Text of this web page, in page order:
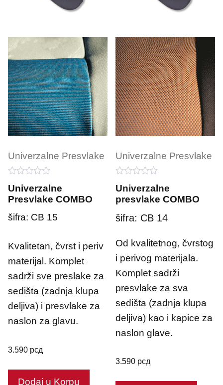
Univerzalne Presvlake
o
u
o
f
Univerzalne
Presvlake COMBO
šifra: CB 15
Kvalitetan, čvrst i periv
materijal. Komplet
sadrži sve preslake za
sedišta (zadnja klupa
deljiva) i presvlake za
naslon za glavu.
3.590 рсд
Dodaj u Korpu
Univerzalne Presvlake
o
u
t
o
f
Univerzalne
presvlake COMBO
šifra: CB 14
Od kvalitetnog, čvrstog
i perivog materijala.
Komplet sadrži
presvlake za sva
sedišta (zadnja klupa
deljiva) kao i kapice za
naslon glave.
3.590 рсд